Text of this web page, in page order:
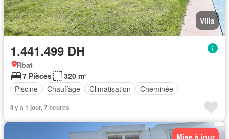
Villa
1.441.499 DH
Rbat
7 Pièces
320 m²
Piscine
Chauffage Climatisation Cheminée
Il y a 1 jour, 7 heures
Mise à jour